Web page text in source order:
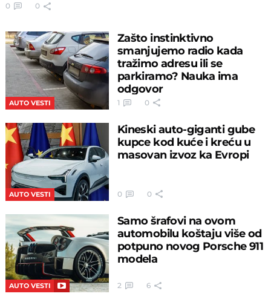
0 0
AUTO VESTI
Zašto instinktivno
smanjujemo radio kada
tražimo adresu ili se
parkiramo? Nauka ima
odgovor
1 0
AUTO VESTI
Kineski auto-giganti gube
kupce kod kuće i kreću u
masovan izvoz ka Evropi
0 0
AUTO VESTI
Samo šrafovi na ovom
automobilu koštaju više od
potpuno novog Porsche 911
modela
2 6